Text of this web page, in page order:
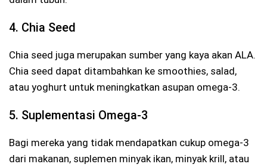
4. Chia Seed
Chia seed juga merupakan sumber yang kaya akan ALA.
Chia seed dapat ditambahkan ke smoothies, salad,
atau yoghurt untuk meningkatkan asupan omega-3.
5. Suplementasi Omega-3
Bagi mereka yang tidak mendapatkan cukup omega-3
dari makanan, suplemen minyak ikan, minyak krill, atau